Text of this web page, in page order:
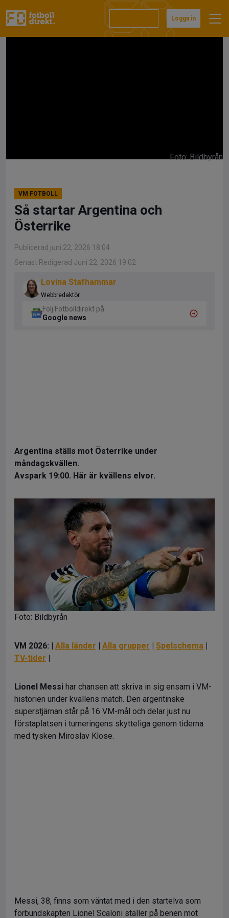
till
Logga in
Foto: Bildbyrån
VM FOTBOLL
Så startar Argentina och
Österrike
Publicerad juni 22, 2026 18:04
Senast Redigerad Juni 22, 2026 19:02
Lovina Stafhammar
Webbredaktör
Följ Fotbolldirekt på
Google news
Argentina ställs mot Österrike under
måndagskvällen.
Avspark 19:00. Här är kvällens elvor.
Foto: Bildbyrån
VM 2026: | Alla länder | Alla grupper | Spelschema |
TV-tider |
Lionel Messi har chansen att skriva in sig ensam i VM-
historien under kvällens match. Den argentinske
superstjärnan står på 16 VM-mål och delar just nu
förstaplatsen i turneringens skytteliga genom tiderna
med tysken Miroslav Klose.
Messi, 38, finns som väntat med i den startelva som
förbundskapten Lionel Scaloni ställer på benen mot